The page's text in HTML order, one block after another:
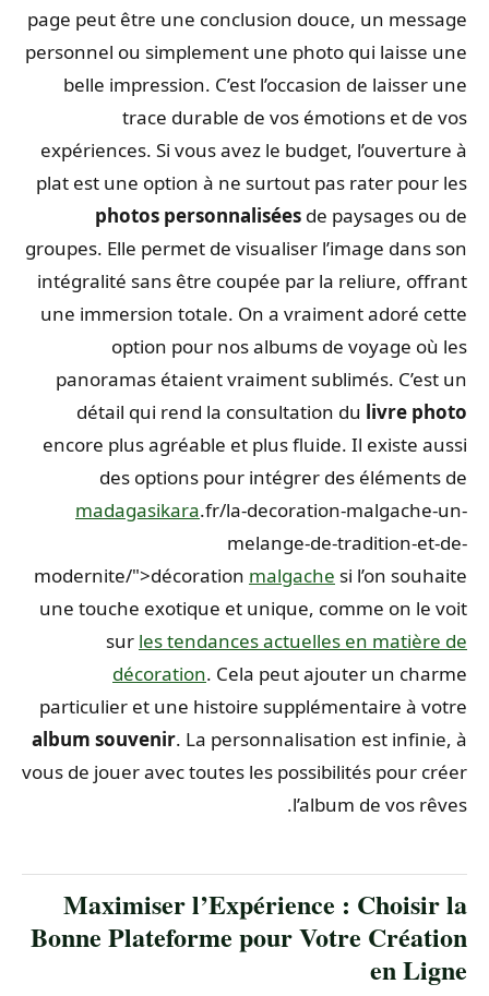
page peut être une conclusion douce, un message
personnel ou simplement une photo qui laisse une
belle impression. C’est l’occasion de laisser une
trace durable de vos émotions et de vos
expériences. Si vous avez le budget, l’ouverture à
plat est une option à ne surtout pas rater pour les
photos personnalisées de paysages ou de
groupes. Elle permet de visualiser l’image dans son
intégralité sans être coupée par la reliure, offrant
une immersion totale. On a vraiment adoré cette
option pour nos albums de voyage où les
panoramas étaient vraiment sublimés. C’est un
détail qui rend la consultation dulivre photo
encore plus agréable et plus fluide. Il existe aussi
des options pour intégrer des éléments de
madagasikara.fr/la-decoration-malgache-un-
melange-de-tradition-et-de-
modernite/">décorationmalgache si l’on souhaite
une touche exotique et unique, comme on le voit
surles tendances actuelles en matière de
décoration . Cela peut ajouter un charme
particulier et une histoire supplémentaire à votre
album souvenir . La personnalisation est infinie, à
vous de jouer avec toutes les possibilités pour créer
l’album de vos rêves.
Maximiser l’Expérience : Choisir la
Bonne Plateforme pour Votre Création
en Ligne